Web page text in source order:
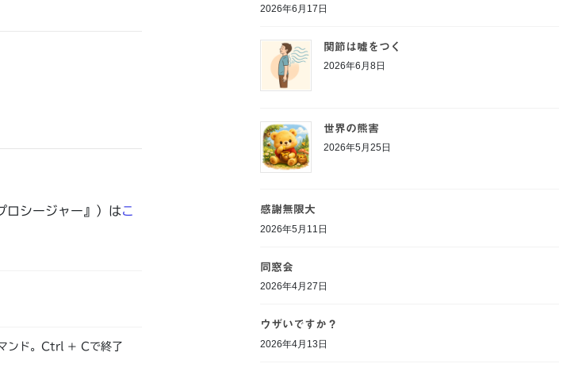
シージャー』）はこ
ンド。Ctrl + Cで終了
2026年6月17日
関節は嘘をつく
2026年6月8日
世界の熊害
2026年5月25日
感謝無限大
2026年5月11日
同窓会
2026年4月27日
ウザいですか？
2026年4月13日